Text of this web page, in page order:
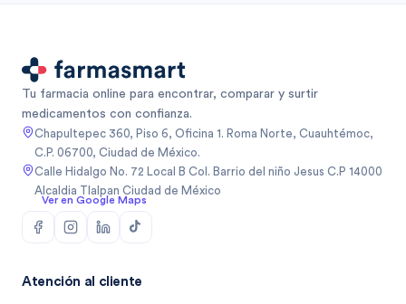
Tu farmacia online para encontrar, comparar y surtir
medicamentos con confianza.
Chapultepec 360, Piso 6, Oficina 1. Roma Norte, Cuauhtémoc,
C.P. 06700, Ciudad de México.
Calle Hidalgo No. 72 Local B Col. Barrio del niño Jesus C.P 14000
Alcaldia Tlalpan Ciudad de México
Ver en Google Maps
Atención al cliente